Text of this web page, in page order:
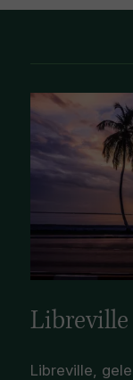
Libreville
Libreville,